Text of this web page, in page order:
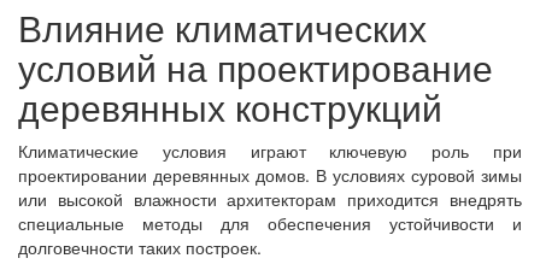
Влияние климатических
условий на проектирование
деревянных конструкций
Климатические условия играют ключевую роль при
проектировании деревянных домов. В условиях суровой зимы
или высокой влажности архитекторам приходится внедрять
специальные методы для обеспечения устойчивости и
долговечности таких построек.